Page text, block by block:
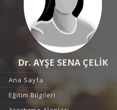
Dr. AYŞE SENA ÇELİK
Ana Sayfa
Eğitim Bilgileri